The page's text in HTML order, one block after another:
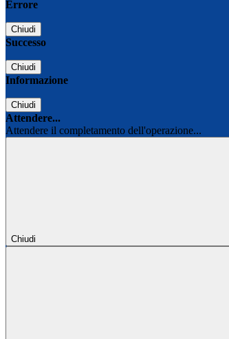
Errore
Chiudi
Successo
Chiudi
Informazione
Chiudi
Attendere...
Attendere il completamento dell'operazione...
Chiudi